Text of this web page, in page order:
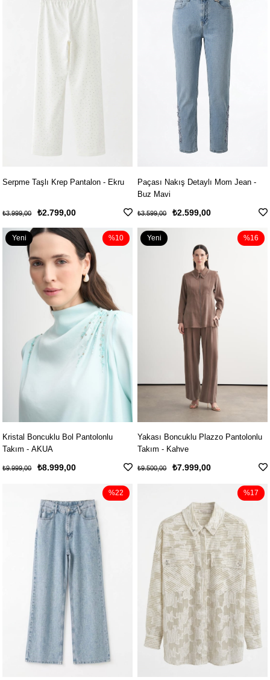
Serpme Taşlı Krep Pantalon - Ekru
₺2.799,00
₺3.999,00
Paçası Nakış Detaylı Mom Jean -
Buz Mavi
₺2.599,00
₺3.599,00
Kristal Boncuklu Bol Pantolonlu
Takım - AKUA
₺8.999,00
₺9.999,00
%10
Yeni
Ürün
Yakası Boncuklu Plazzo Pantolonlu
Takım - Kahve
₺7.999,00
₺9.500,00
%16
Yeni
%22 %17